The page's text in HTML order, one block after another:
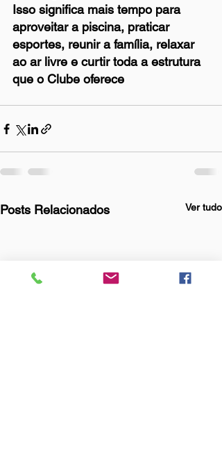
Isso significa mais tempo para
aproveitar a piscina, praticar
esportes, reunir a família, relaxar
ao ar livre e curtir toda a estrutura
que o Clube oferece
Posts Relacionados Ver tudo